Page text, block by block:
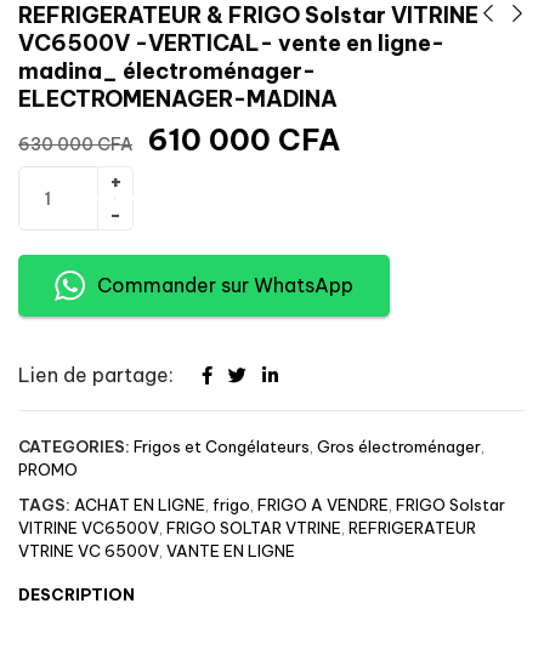
REFRIGERATEUR & FRIGO Solstar VITRINE
VC6500V -VERTICAL- vente en ligne-
madina_ électroménager-
ELECTROMENAGER-MADINA
630 000CFA 610 000 CFA
Commander sur WhatsApp
Lien de partage:
CATEGORIES: Frigos et Congélateurs, Gros électroménager,
PROMO
TAGS: ACHAT EN LIGNE, frigo, FRIGO A VENDRE, FRIGO Solstar
VITRINE VC6500V, FRIGO SOLTAR VTRINE, REFRIGERATEUR
VTRINE VC 6500V, VANTE EN LIGNE
DESCRIPTION